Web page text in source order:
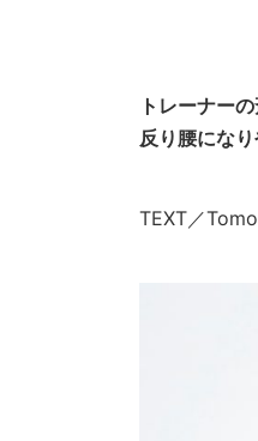
トレーナー
反り腰にな
TEXT／